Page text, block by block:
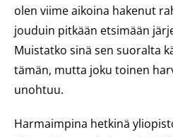
olen viime aikoina hakenut
jouduin pitkään etsimään
Muistatko sinä sen suoralta
tämän, mutta joku toinen
unohtuu.
Harmaimpina hetkinä